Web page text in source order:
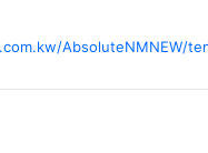
AbsoluteNMNEW/